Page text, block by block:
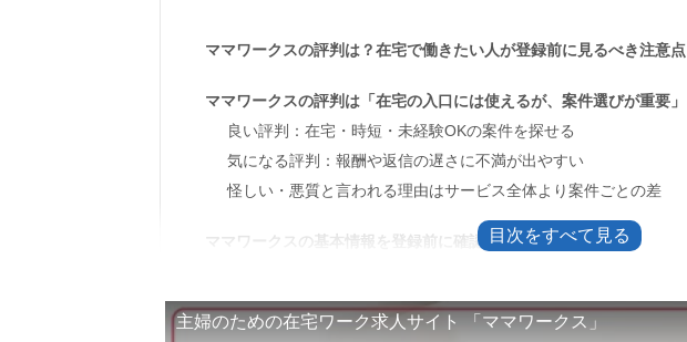
ママワークスの評判は？在宅で働きたい人が登録前に見るべき注意点
ママワークスの評判は「在宅の入口には使えるが、案件選びが重要」
良い評判：在宅・時短・未経験OKの案件を探せる
気になる評判：報酬や返信の遅さに不満が出やすい
怪しい・悪質と言われる理由はサービス全体より案件ごとの差
ママワークスの基本情報を登録前に確認する
応募から面接までは企業ごとに進み方が違う
登録前でも求人の傾向は見られる
主婦のための在宅ワーク求人サイト 「ママワークス」